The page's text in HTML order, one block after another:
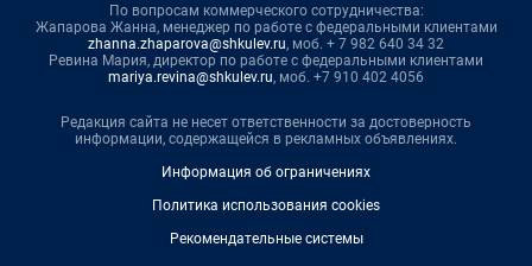
По вопросам коммерческого сотрудничества:
Жапарова Жанна, менеджер по работе с федеральными клиентами
zhanna.zhaparova@shkulev.ru, моб. + 7 982 640 34 32
Ревина Мария, директор по работе с федеральными клиентами
mariya.revina@shkulev.ru, моб. +7 910 402 4056
Редакция сайта не несет ответственности за достоверность
информации, содержащейся в рекламных объявлениях.
Информация об ограничениях
Политика использования cookies
Рекомендательные системы